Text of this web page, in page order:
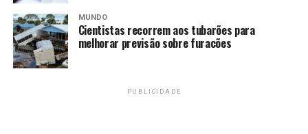
MUNDO
Cientistas recorrem aos tubarões para
melhorar previsão sobre furacões
PUBLICIDADE